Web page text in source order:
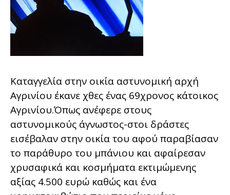
Καταγγελία στην οικία αστυνομική αρχή
Αγρινίου έκανε χθες ένας 69χρονος κάτοικος
Αγρινίου.Όπως ανέφερε στους
αστυνομικούς άγνωστος-στοι δράστες
εισέβαλαν στην οικία του αφού παραβίασαν
το παράθυρο του μπάνιου και αφαίρεσαν
χρυσαφικά και κοσμήματα εκτιμώμενης
αξίας 4.500 ευρώ καθώς και ένα